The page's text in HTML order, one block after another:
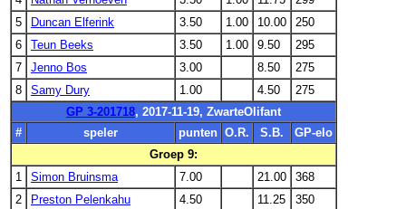
5
Duncan Elferink 3.50 1.00 10.00
250
6
Teun Beeks 3.50 1.00 9.50
295
7
Jenno Bos 3.00 8.50
275
8
Samy Dury 1.00 4.50
275
GP 3-201718, 2017-11-19, ZwarteOlifant
#
speler punten O.R. S.B.
GP-elo
Groep 9:
1
Simon Bruinsma 7.00 21.00
368
2
Preston Pelenkahu 4.50 11.25
350